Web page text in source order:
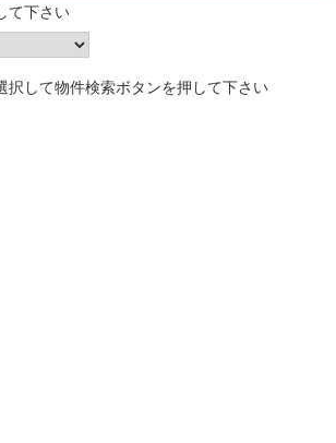
て下さい
択して物件検索ボタンを押して下さい